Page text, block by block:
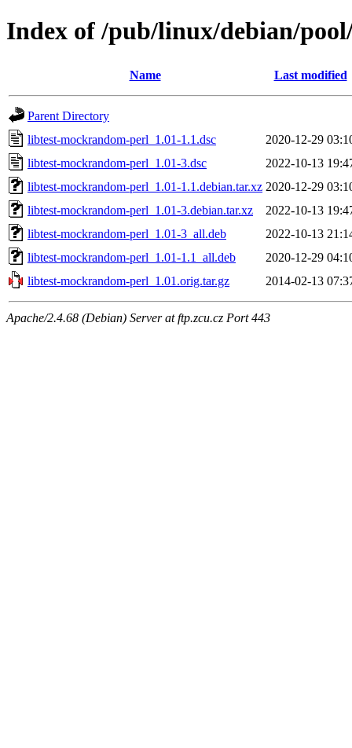
Index of /pub/linux/debian/
Name Last modified
Parent Directory
libtest-mockrandom-perl_1.01-1.1.dsc
2020-12-29
libtest-mockrandom-perl_1.01-3.dsc
2022-10-13
libtest-mockrandom-perl_1.01-1.1.debian.tar.xz 2020-12-29
libtest-mockrandom-perl_1.01-3.debian.tar.xz
2022-10-13
libtest-mockrandom-perl_1.01-3_all.deb
2022-10-13
libtest-mockrandom-perl_1.01-1.1_all.deb
2020-12-29
libtest-mockrandom-perl_1.01.orig.tar.gz
2014-02-13
Apache/2.4.68 (Debian) Server at ftp.zcu.cz Port 443